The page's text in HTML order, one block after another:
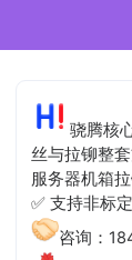
骁腾核
丝与拉铆整
服务器机箱
✅ 支持非标
咨询：